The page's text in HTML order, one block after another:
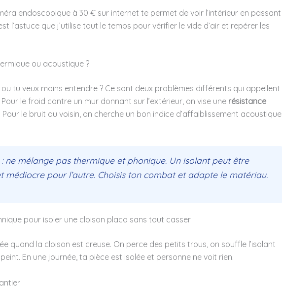
endoscopique à 30 € sur internet te permet de voir l’intérieur en passant
l’astuce que j’utilise tout le temps pour vérifier le vide d’air et repérer les
ou acoustique ?
tu veux moins entendre ? Ce sont deux problèmes différents qui appellent
le froid contre un mur donnant sur l’extérieur, on vise une résistance
Pour le bruit du voisin, on cherche un bon indice d’affaiblissement acoustique
: ne mélange pas thermique et phonique. Un isolant peut être
médiocre pour l’autre. Choisis ton combat et adapte le matériau.
pour isoler une cloison placo sans tout casser
quand la cloison est creuse. On perce des petits trous, on souffle l’isolant
En une journée, ta pièce est isolée et personne ne voit rien.